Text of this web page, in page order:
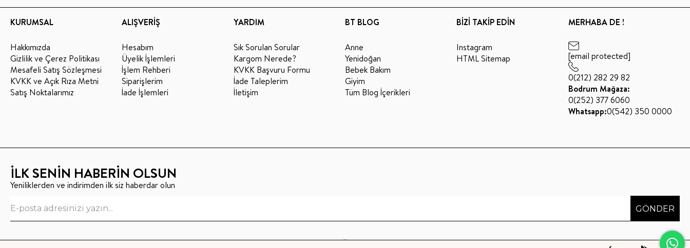
KURUMSAL
Hakkımızda
Gizlilik ve Çerez Politikası
Mesafeli Satış Sözleşmesi
KVKK ve Açık Rıza Metni
Satış Noktalarımız
ALIŞVERİŞ
Hesabım
Üyelik İşlemleri
İşlem Rehberi
Siparişlerim
İade İşlemleri
YARDIM
Sık Sorulan Sorular
Kargom Nerede?
KVKK Başvuru Formu
İade Taleplerim
İletişim
BT BLOG
Anne
Yenidoğan
Bebek Bakım
Giyim
Tüm Blog İçerikleri
BİZİ TAKİP EDİN
Instagram
HTML Sitemap
MERHABA DE !
[email protected]
0(212) 282 29 82
Bodrum Mağaza:
0(252) 377 6060
Whatsapp:0(542) 350 0000
İLK SENİN HABERİN OLSUN
Yeniliklerden ve indirimden ilk siz haberdar olun
GÖNDER